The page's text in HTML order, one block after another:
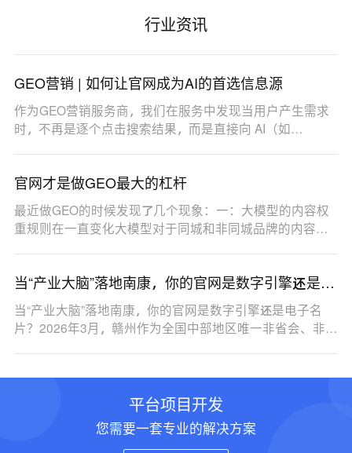
行业资讯
GEO营销 | 如何让官网成为AI的首选信息源
作为GEO营销服务商，我们在服务中发现当用户产生需求
时，不再是逐个点击搜索结果，而是直接向 AI（如
官网才是做GEO最大的杠杆
最近做GEO的时候发现了几个现象：一：大模型的内容权
重规则在一直变化大模型对于同城和非同城品牌的内容权
当“产业大脑”落地南康，你的官网是数字引擎还是电
子名片？
当“产业大脑”落地南康，你的官网是数字引擎还是电子名
片？2026年3月，赣州作为全国中部地区唯一非省会、非…
平台项目开发
您需要一套专业的解决方案